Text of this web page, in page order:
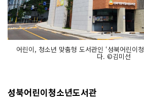
어린이, 청소년 맞춤형 도서관인 ‘성북어린이
다. ©김미선
성북어린이청소년도서관